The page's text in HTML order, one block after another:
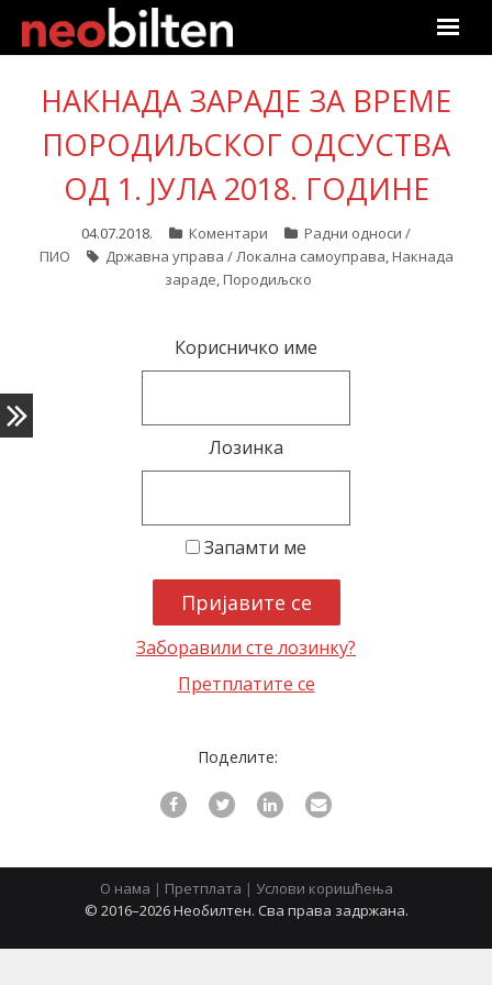
Почетна
Претрага
Актуелно
Подаци
НАКНАДА ЗАРАДЕ ЗА ВРЕМЕ
ПОРОДИЉСКОГ ОДСУСТВА
ОД 1. ЈУЛА 2018. ГОДИНЕ
04.07.2018. Коментари
Радни односи /
ПИО
Државна управа / Локална самоуправа, Накнада
зараде, Породиљско
Корисничко име
Лозинка
Запамти ме
Заборавили сте лозинку?
Претплатите се
Поделите:
О нама | Претплата | Услови коришћења
© 2016–2026 Необилтен. Сва права задржана.